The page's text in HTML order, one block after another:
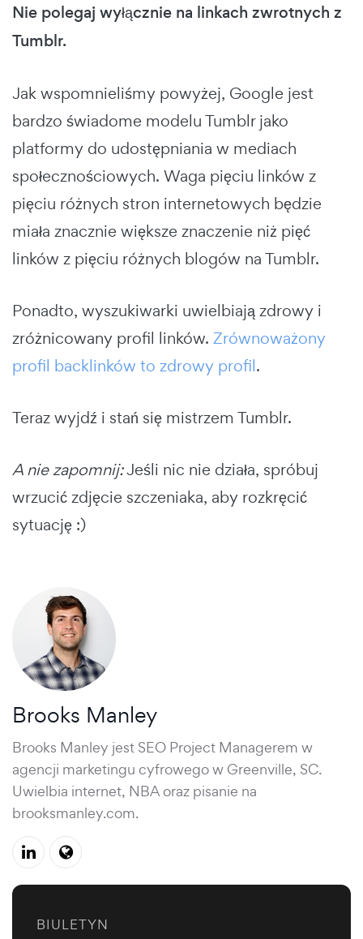
Nie polegaj wyłącznie na linkach zwrotnych z
Tumblr.
Jak wspomnieliśmy powyżej, Google jest
bardzo świadome modelu Tumblr jako
platformy do udostępniania w mediach
społecznościowych. Waga pięciu linków z
pięciu różnych stron internetowych będzie
miała znacznie większe znaczenie niż pięć
linków z pięciu różnych blogów na Tumblr.
Ponadto, wyszukiwarki uwielbiają zdrowy i
zróżnicowany profil linków. Zrównoważony
profil backlinków to zdrowy profil.
Teraz wyjdź i stań się mistrzem Tumblr.
A nie zapomnij:Jeśli nic nie działa, spróbuj
wrzucić zdjęcie szczeniaka, aby rozkręcić
sytuację :)
Brooks Manley
Brooks Manley jest SEO Project Managerem w
agencji marketingu cyfrowego w Greenville, SC.
Uwielbia internet, NBA oraz pisanie na
brooksmanley.com.
BIULETYN